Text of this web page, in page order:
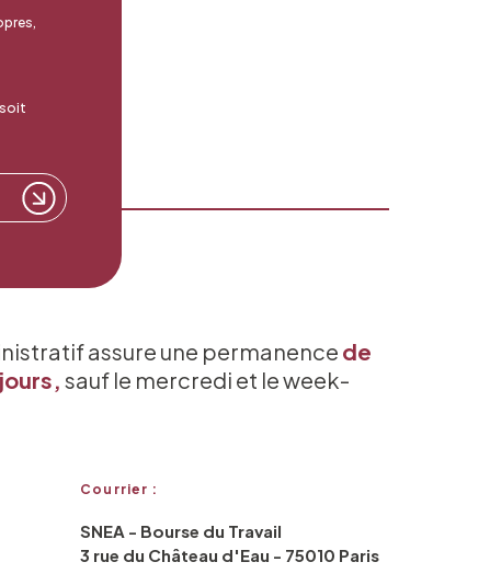
assure une permanencede
sauf le mercredi et le week-
Courrier :
SNEA - Bourse du Travail
3 rue du Château d'Eau - 75010 Paris